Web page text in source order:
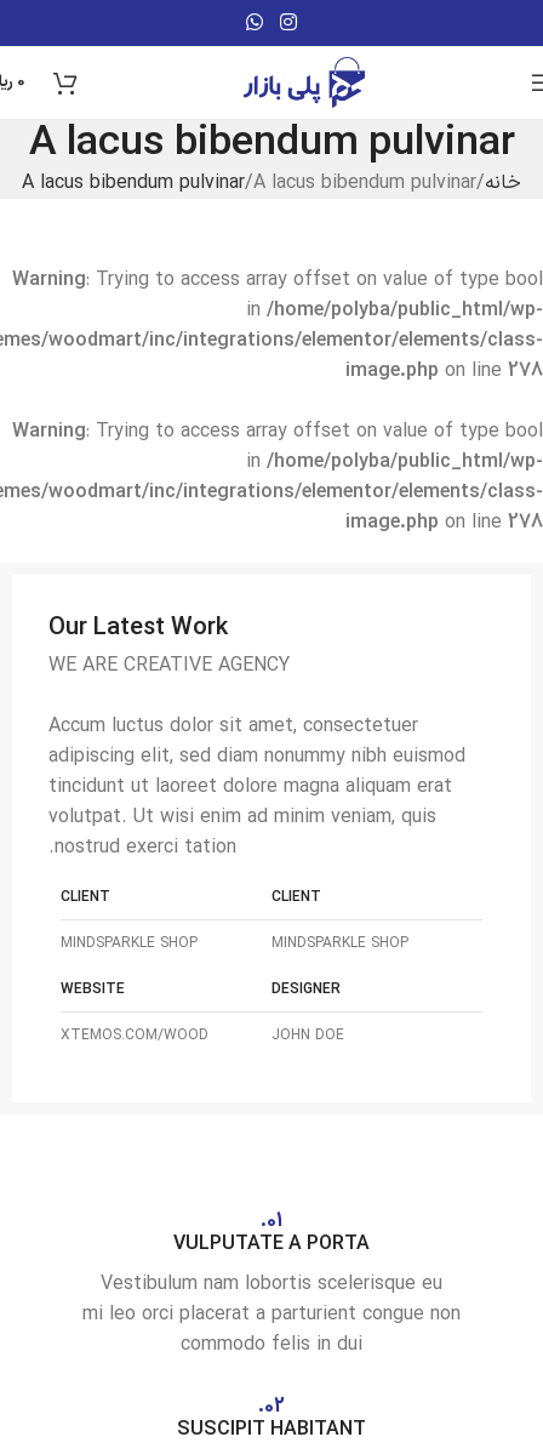
0
A lacus bibendum pulvinar
خانه A lacus bibendum pulvinar A lacus bibendum pulvinar
Warning: Trying to access array offset on value of type bool
in /home/polyba/public_html/wp-
woodmart/inc/integrations/elementor/elements/class-
image.php on line 278
Warning: Trying to access array offset on value of type bool
in /home/polyba/public_html/wp-
woodmart/inc/integrations/elementor/elements/class-
image.php on line 278
Our Latest Work
WE ARE CREATIVE AGENCY
Accum luctus dolor sit amet, consectetuer
adipiscing elit, sed diam nonummy nibh euismod
tincidunt ut laoreet dolore magna aliquam erat
volutpat. Ut wisi enim ad minim veniam, quis
nostrud exerci tation.
CLIENT
MINDSPARKLE SHOP
CLIENT
MINDSPARKLE SHOP
DESIGNER
JOHN DOE
WEBSITE
XTEMOS.COM/WOOD
01.
VULPUTATE A PORTA
Vestibulum nam lobortis scelerisque eu
mi leo orci placerat a parturient congue non
commodo felis in dui
02.
SUSCIPIT HABITANT